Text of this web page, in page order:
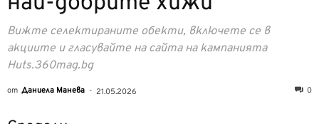
Вижте селектираните обекти, включете се в
акциите и гласувайте на сайта на кампанията
Huts.360mag.bg
от Даниела Манева - 21.05.2026 0